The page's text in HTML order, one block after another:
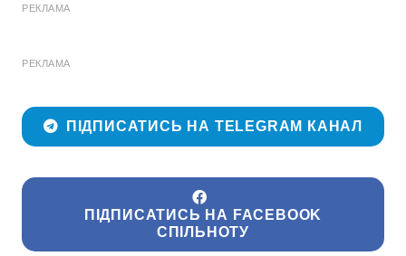
РЕКЛАМА
РЕКЛАМА
ПІДПИСАТИСЬ НА TELEGRAM КАНАЛ
ПІДПИСАТИСЬ НА FACEBOOK
СПІЛЬНОТУ